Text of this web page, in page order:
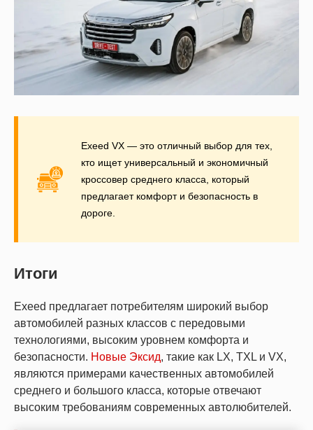
Exeed VX — это отличный выбор для тех,
кто ищет универсальный и экономичный
кроссовер среднего класса, который
предлагает комфорт и безопасность в
дороге.
Итоги
Exeed предлагает потребителям широкий выбор
автомобилей разных классов с передовыми
технологиями, высоким уровнем комфорта и
безопасности. Новые Эксид, такие как LX, TXL и VX,
являются примерами качественных автомобилей
среднего и большого класса, которые отвечают
высоким требованиям современных автолюбителей.